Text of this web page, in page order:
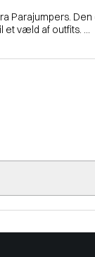
Parajumpers.
et væld af outfits. ...